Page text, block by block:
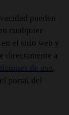
pueden
cualquier
el sitio web y
directamente a
de uso,
portal del